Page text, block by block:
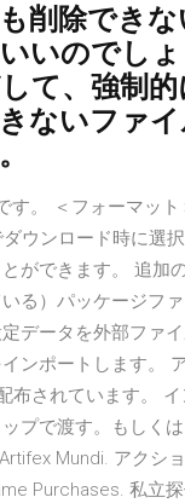
削除でき
いのでし
て、強制
ないファ
す。 ＜フォーマッ
ウンロード時に選
ができます。 追加
る）パッケージフ
データを外部ファ
ンポートします。
布されています。
プで渡す。もしく
Mundi‬. アクシ
Purchases. 私立